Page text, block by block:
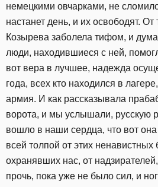
немецкими овчарками, не
настанет день, и их освободят.
Козырева заболела тифом, и
люди, находившиеся с ней,
вот вера в лучшее, надежда
года, всех кто находился в
армия. И как рассказывала
ворота, и мы услышали, русскую
вошло в наши сердца, что вот
всей толпой от этих ненавистных
охранявших нас, от
прочь, пока уже не было сил, и